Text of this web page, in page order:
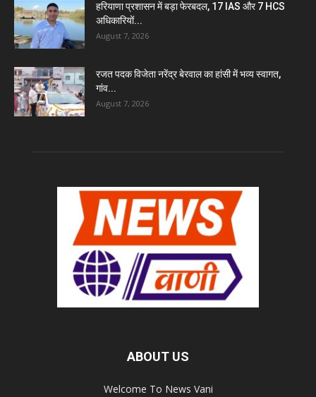
हरियाणा प्रशासन में बड़ा फेरबदल, 17 IAS और 7 HCS
अधिकारियों...
August 7, 2026
रजत पदक विजेता नरेंद्र बेरवाल का हांसी में भव्य स्वागत,
गांव...
August 7, 2026
ABOUT US
Welcome To News Vani